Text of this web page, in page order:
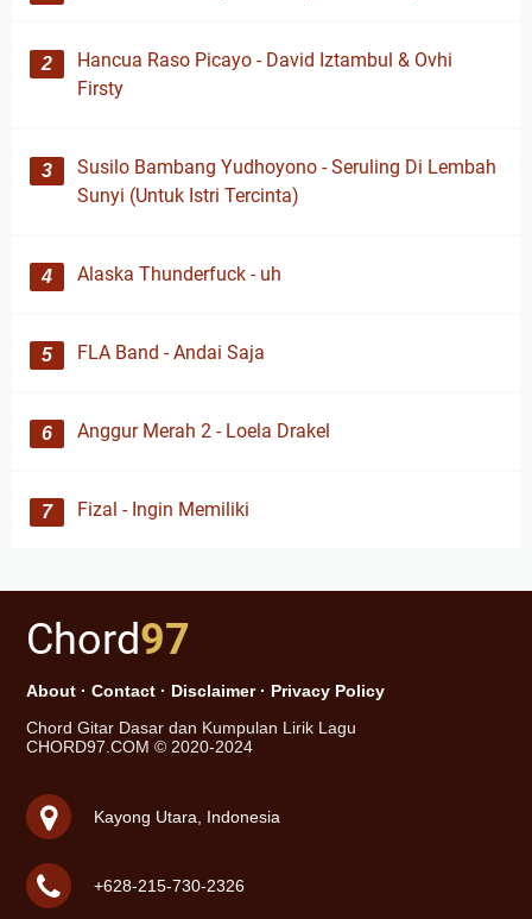
Hancua Raso Picayo - David Iztambul & Ovhi
Firsty
Susilo Bambang Yudhoyono - Seruling Di Lembah
Sunyi (Untuk Istri Tercinta)
Alaska Thunderfuck - uh
FLA Band - Andai Saja
Anggur Merah 2 - Loela Drakel
Fizal - Ingin Memiliki
Chord97
About · Contact · Disclaimer· Privacy Policy
Chord Gitar Dasar dan Kumpulan Lirik Lagu
CHORD97.COM © 2020-2024
Kayong Utara, Indonesia
+628-215-730-2326